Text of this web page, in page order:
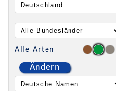
Alle Arten
Ändern